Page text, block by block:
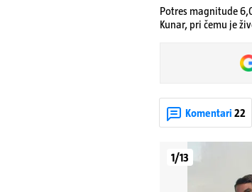
Potres magnitude
Kunar, pri čemu je
Komentari 22
1/13